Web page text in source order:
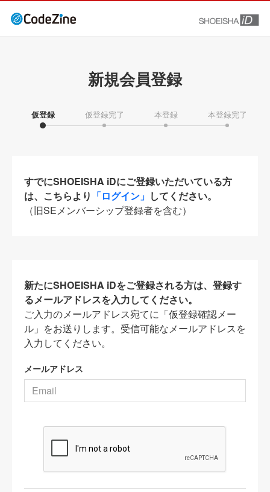
新規会員登録
仮登録 仮登録完了 本登録 本登録完了
すでにSHOEISHA iDにご登録いただいている方
は、こちらより 「ログイン」 してください。
（旧SEメンバーシップ登録者を含む）
新たにSHOEISHA iDをご登録される方は、登録す
るメールアドレスを入力してください。
ご入力のメールアドレス宛てに「仮登録確認メー
ル」をお送りします。受信可能なメールアドレスを
入力してください。
メールアドレス